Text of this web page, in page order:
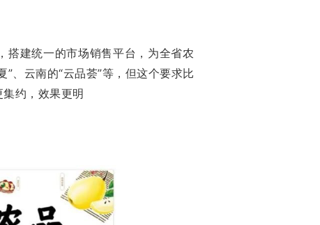
搭建统一的市场销售平台，为全省农
、云南的“云品荟”等，但这个要求比
约，效果更明